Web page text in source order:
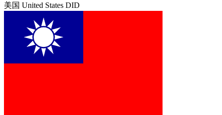
美国 United States DID